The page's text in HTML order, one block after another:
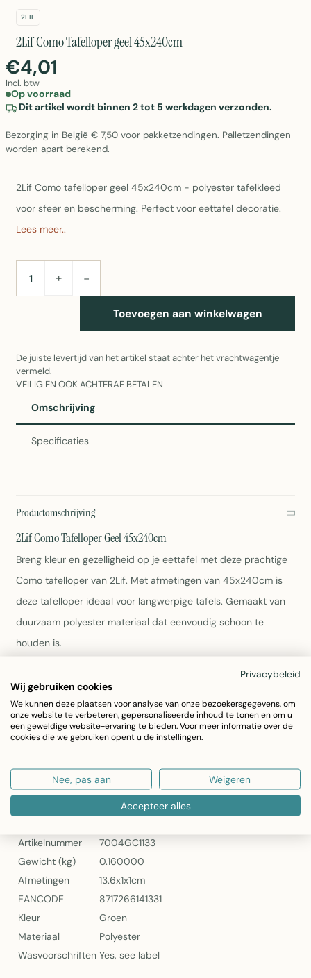
2LIF
2Lif Como Tafelloper geel 45x240cm
€4,01
Incl. btw
Op voorraad
Dit artikel wordt binnen 2 tot 5 werkdagen verzonden.
Bezorging in België € 7,50 voor pakketzendingen. Palletzendingen
worden apart berekend.
2Lif Como tafelloper geel 45x240cm - polyester tafelkleed
voor sfeer en bescherming. Perfect voor eettafel decoratie.
Lees meer..
AANTAL+ −
Toevoegen aan winkelwagen
De juiste levertijd van het artikel staat achter het vrachtwagentje
vermeld.
VEILIG EN OOK ACHTERAF BETALEN
Omschrijving
Specificaties
Productomschrijving
2Lif Como Tafelloper Geel 45x240cm
Breng kleur en gezelligheid op je eettafel met deze prachtige
Como tafelloper van 2Lif. Met afmetingen van 45x240cm is
deze tafelloper ideaal voor langwerpige tafels. Gemaakt van
duurzaam polyester materiaal dat eenvoudig schoon te
houden is.
Kleur: Geel
Materiaal: 100% polyester
Gewicht: 160 gram
Eenvoudig onderhoud volgens wasvoorschrift
2Lif Como Tafelloper Geel 45x240cm
Artikelnummer
7004GC1133
Gewicht (kg)
0.160000
Afmetingen
13.6x1x1cm
EANCODE
8717266141331
Kleur
Groen
Materiaal
Polyester
Wasvoorschriften Yes, see label
Privacybeleid
Wij gebruiken cookies
We kunnen deze plaatsen voor analyse van onze bezoekersgegevens, om
onze website te verbeteren, gepersonaliseerde inhoud te tonen en om u
een geweldige website-ervaring te bieden. Voor meer informatie over de
cookies die we gebruiken opent u de instellingen.
Nee, pas aan Weigeren
Accepteer alles